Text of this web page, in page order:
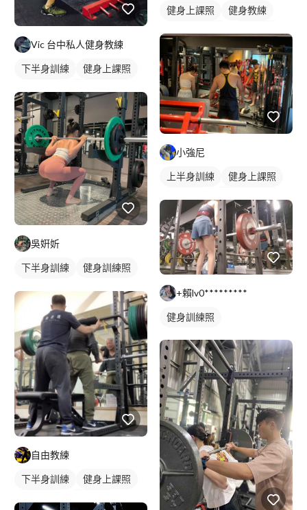
Vic 台中私人健身教練
下半身訓練
健身上課照
重訓教練
重訓課程
健身課程
腿部訓練
吳姸妡
下半身訓練
健身訓練照
自由教練
下半身訓練
健身上課照
健身上課照
健身教練
女健身教練
小強尼
上半身訓練
健身上課照
重訓教練
重訓課程
健身課程
背部訓練
+賴lv0*********
健身訓練照